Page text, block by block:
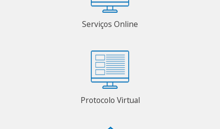
Serviços Online
Protocolo Virtual